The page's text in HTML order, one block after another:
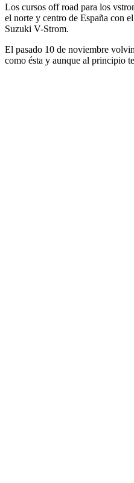
Los cursos off road para los
el norte y centro de España con
Suzuki V-Strom.
El pasado 10 de noviembre
como ésta y aunque al principio